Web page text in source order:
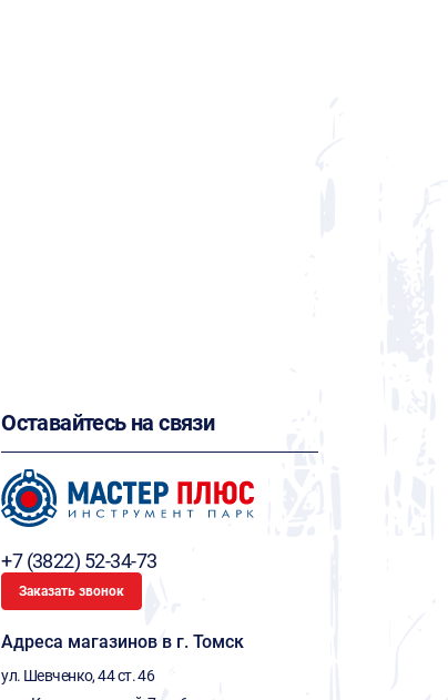
Оставайтесь на связи
+7 (3822) 52-34-73
Заказать звонок
Адреса магазинов в г. Томск
ул. Шевченко, 44 ст. 46